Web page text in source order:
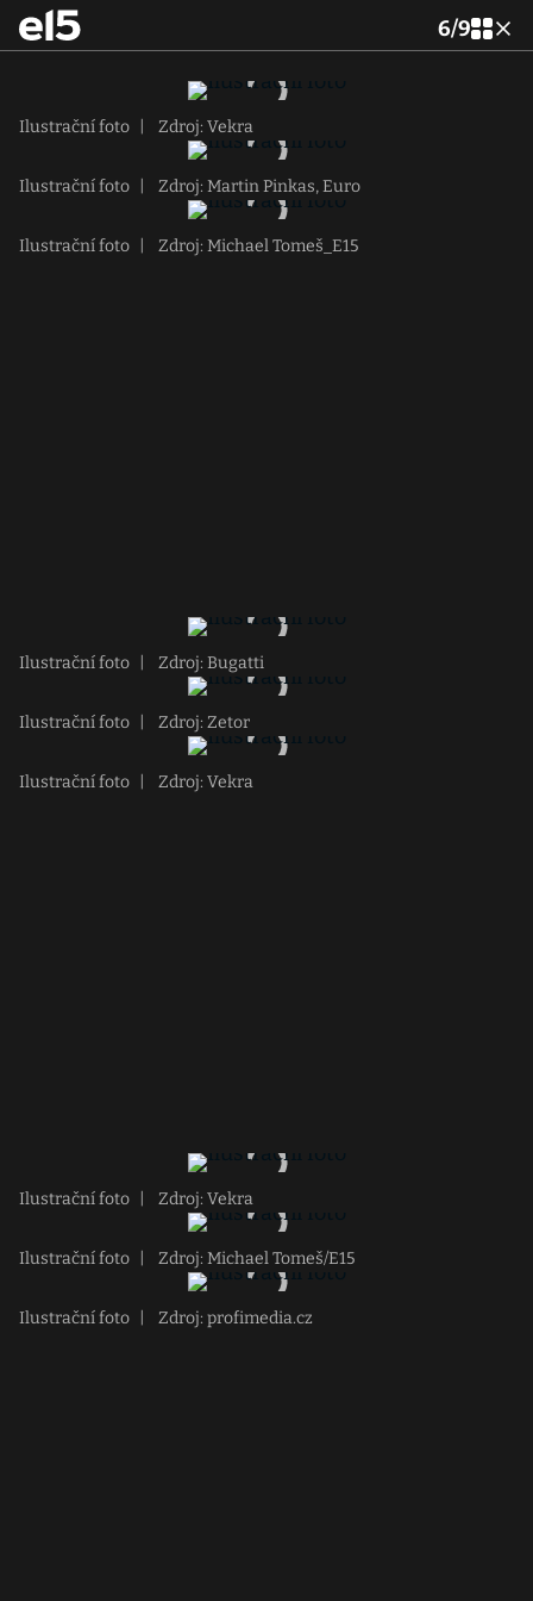
6/9
Ilustrační foto Zdroj: Vekra
Ilustrační foto Zdroj: Martin Pinkas, Euro
Ilustrační foto Zdroj: Michael Tomeš_E15
Ilustrační foto Zdroj: Bugatti
Ilustrační foto Zdroj: Zetor
Ilustrační foto Zdroj: Vekra
Ilustrační foto Zdroj: Vekra
Ilustrační foto Zdroj: Michael Tomeš/E15
Ilustrační foto Zdroj: profimedia.cz